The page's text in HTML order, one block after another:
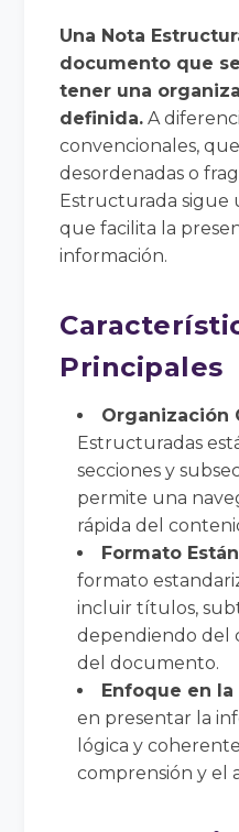
Una Nota
documento que
tener una
definida. A
convencionales,
desordenadas o
Estructurada sigue
que facilita la
información.
Principales
Organización
Estructuradas
secciones y
permite una
rápida del
Formato
formato
incluir títulos,
dependiendo del
del documento.
Enfoque en la
en presentar la
lógica y
comprensión y el